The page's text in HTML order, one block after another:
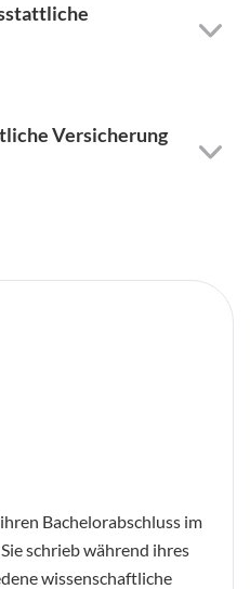
Versicherung
Bachelorabschluss im
schrieb während ihres
wissenschaftliche